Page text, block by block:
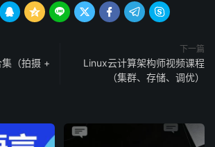
      
（拍摄 +
下一篇
Linux云计算架构师视频课程
（集群、存储、调优）